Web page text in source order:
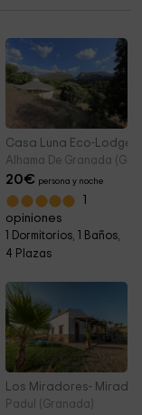
Ani
Casa Luna Eco-Lodge
Alhama De Granada
20€ persona y noche
opiniones
1 Dormitorios, 1 Baños,
4 Plazas
de los Quinientos
Los Miradores-
Padul (Granada)